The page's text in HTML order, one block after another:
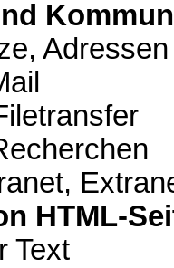
Adressen
HTML-
Text